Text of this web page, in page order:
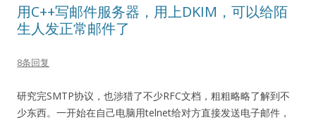
用C++写邮件服务器，用上DKIM，可以给陌
生人发正常邮件了
8条回复
研究完SMTP协议，也涉猎了不少RFC文档，粗粗略略了解到不
少东西。一开始在自己电脑用telnet给对方直接发送电子邮件，